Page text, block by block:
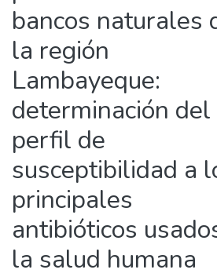
bancos naturales
la región
Lambayeque:
determinación del
perfil de
susceptibilidad a
principales
antibióticos
la salud humana